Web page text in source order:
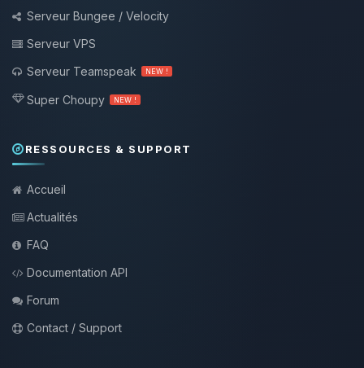
Serveur Bungee / Velocity
Serveur VPS
Serveur Teamspeak
NEW !
Super Choupy NEW !
RESSOURCES & SUPPORT
Accueil
Actualités
FAQ
Documentation API
Forum
Contact / Support